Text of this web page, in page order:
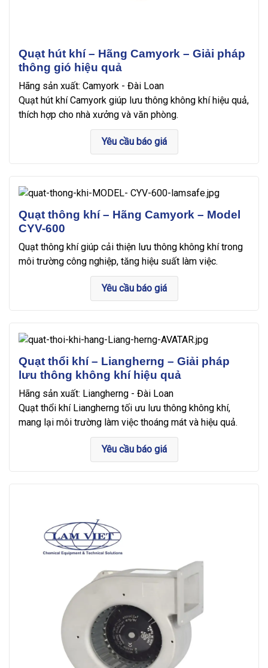
Quạt hút khí – Hãng Camyork – Giải pháp
thông gió hiệu quả
Hãng sản xuất: Camyork - Đài Loan
Quạt hút khí Camyork giúp lưu thông không khí hiệu quả,
thích hợp cho nhà xưởng và văn phòng.
Yêu cầu báo giá
Quạt thông khí – Hãng Camyork – Model
CYV-600
Quạt thông khí giúp cải thiện lưu thông không khí trong
môi trường công nghiệp, tăng hiệu suất làm việc.
Yêu cầu báo giá
Quạt thổi khí – Liangherng – Giải pháp
lưu thông không khí hiệu quả
Hãng sản xuất: Liangherng - Đài Loan
Quạt thổi khí Liangherng tối ưu lưu thông không khí,
mang lại môi trường làm việc thoáng mát và hiệu quả.
Yêu cầu báo giá